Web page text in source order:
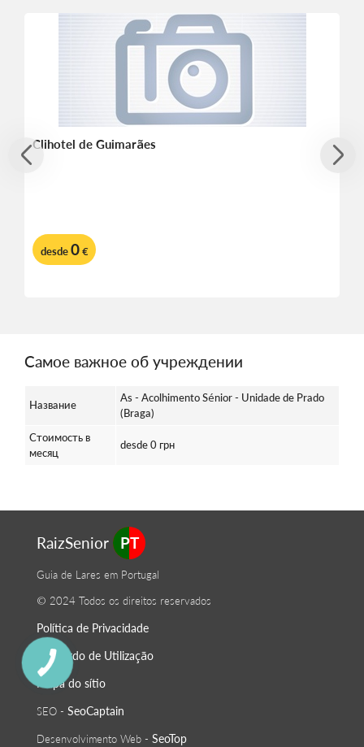
Clihotel de Guimarães
desde0€
Самое важное об учреждении
Название
As - Acolhimento Sénior - Unidade de Prado
(Braga)
Стоимость в
месяц
desde 0 грн
RaizSenior PT
Guia de Lares em Portugal
© 2024 Todos os direitos reservados
Política de Privacidade
O Acordo de Utilização
Mapa do sítio
SEO - SeoСaptain
Desenvolvimento Web - SeoTop